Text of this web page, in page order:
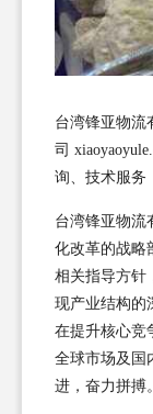
台湾锋亚物流
司
询、技术服务
台湾锋亚物流
化改革的战略
相关指导方针
现产业结构的
在提升核心竞
全球市场及国
进，奋力拼搏。